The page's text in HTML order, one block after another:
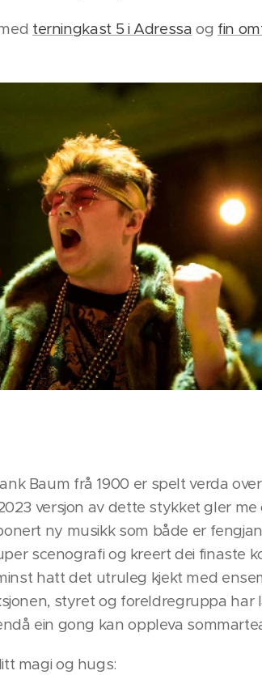
terningkast 5 i Adressa og fin
Baum frå 1900 er spelt verda
versjon av dette stykket gler
ny musikk som både er
scenografi og kreert dei finaste
hatt det utruleg kjekt med
styret og foreldregruppa har
ein gong kan oppleva
magi og hugs: